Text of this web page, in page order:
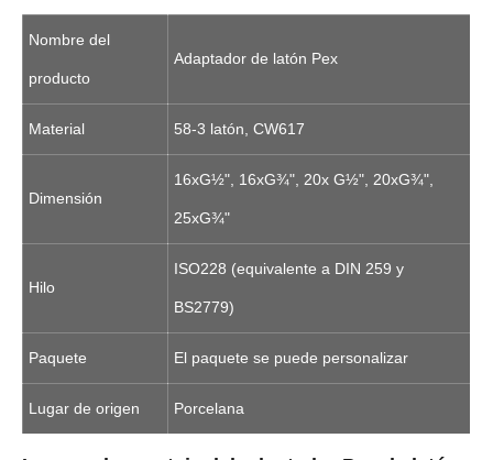
Nombre del
producto
Adaptador de latón Pex
Material 58-3 latón, CW617
Dimensión
16xG½", 16xG¾", 20x G½", 20xG¾",
25xG¾"
Hilo
ISO228 (equivalente a DIN 259 y
BS2779)
Paquete El paquete se puede personalizar
Lugar de origen Porcelana